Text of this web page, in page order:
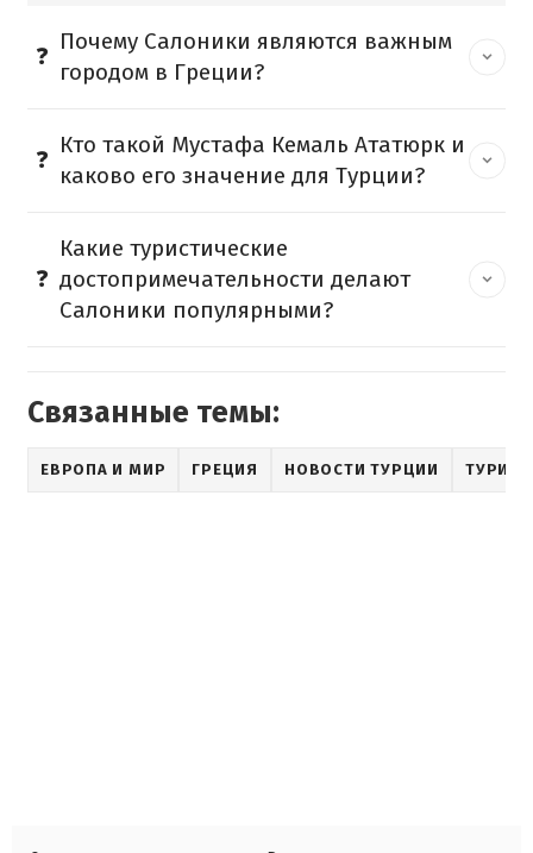
Почему Салоники являются важным
городом в Греции?
Кто такой Мустафа Кемаль Ататюрк и
каково его значение для Турции?
Какие туристические
достопримечательности делают
Салоники популярными?
Связанные темы:
ЕВРОПА И МИР ГРЕЦИЯ НОВОСТИ ТУРЦИИ ТУРИЗМ